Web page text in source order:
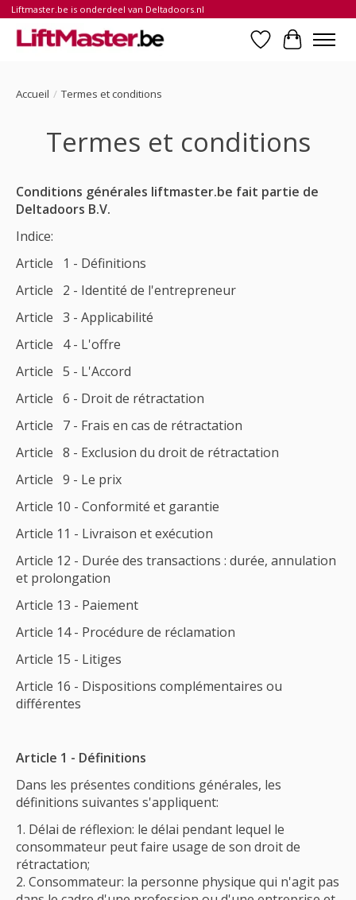
Liftmaster.be is onderdeel van Deltadoors.nl
Liste dePanier
Accueil / Termes et conditions
Termes et conditions
Conditions générales liftmaster.be fait partie de
Deltadoors B.V.
Indice:
Article 1 - Définitions
Article 2 - Identité de l'entrepreneur
Article 3 - Applicabilité
Article 4 - L'offre
Article 5 - L'Accord
Article 6 - Droit de rétractation
Article 7 - Frais en cas de rétractation
Article 8 - Exclusion du droit de rétractation
Article 9 - Le prix
Article 10 - Conformité et garantie
Article 11 - Livraison et exécution
Article 12 - Durée des transactions : durée, annulation
et prolongation
Article 13 - Paiement
Article 14 - Procédure de réclamation
Article 15 - Litiges
Article 16 - Dispositions complémentaires ou
différentes
Article 1 - Définitions
Dans les présentes conditions générales, les
définitions suivantes s'appliquent:
Délai de réflexion: le délai pendant lequel le
consommateur peut faire usage de son droit de
rétractation;
Consommateur: la personne physique qui n'agit pas